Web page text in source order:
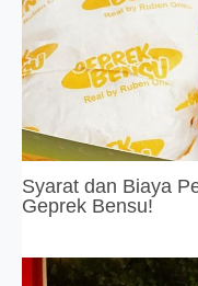
Syarat dan Biaya
Geprek Bensu!